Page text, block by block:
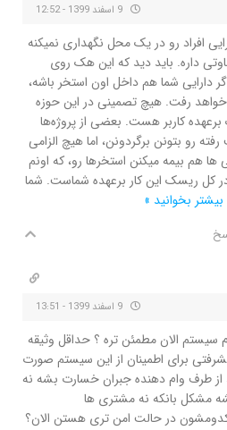
افراد رو در یک محل نگهداری نمیکنه
داره. باید دید که این هک روی
دارایی شما هم داخل اون استخر باشه،
رفت. هیچ تصمینی در این حوزه
کاربر هست. بعضی از پروژه‌ها
رو بتونن برگردونن، اما هیچ الزامی
ها هم بیمه میکنن استخرها رو، که اونم
کل ریسک این کار برعهده شماست. شما
بیشتر بخوانید »
سیستم الان مطمئن تره ؟ حداقل وثیقه
برای اطمینان از این سیستم صورت
طرف وام دهنده جبران خسارت بشه نه
مشکل بانکه نه مشتری ها
در حالت امن تری هستن الان؟